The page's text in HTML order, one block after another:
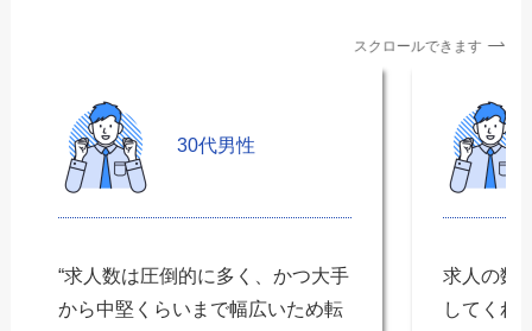
スクロールできます
30代男性
“求人数は圧倒的に多く、かつ大手
から中堅くらいまで幅広いため転
求人の数
してくれ